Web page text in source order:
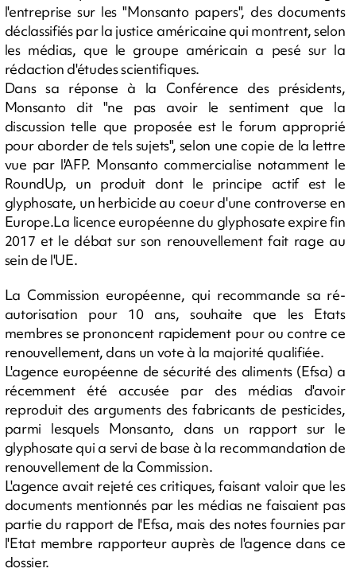
l'entreprise sur les "Monsanto papers", des documents
déclassifiés par la justice américaine qui montrent, selon
les médias, que le groupe américain a pesé sur la
rédaction d'études scientifiques.
Dans sa réponse à la Conférence des présidents,
Monsanto dit "ne pas avoir le sentiment que la
discussion telle que proposée est le forum approprié
pour aborder de tels sujets", selon une copie de la lettre
vue par l'AFP. Monsanto commercialise notamment le
RoundUp, un produit dont le principe actif est le
glyphosate, un herbicide au coeur d'une controverse en
Europe.La licence européenne du glyphosate expire fin
2017 et le débat sur son renouvellement fait rage au
sein de l'UE.
La Commission européenne, qui recommande sa ré-
autorisation pour 10 ans, souhaite que les Etats
membres se prononcent rapidement pour ou contre ce
renouvellement, dans un vote à la majorité qualifiée.
L'agence européenne de sécurité des aliments (Efsa) a
récemment été accusée par des médias d'avoir
reproduit des arguments des fabricants de pesticides,
parmi lesquels Monsanto, dans un rapport sur le
glyphosate qui a servi de base à la recommandation de
renouvellement de la Commission.
L'agence avait rejeté ces critiques, faisant valoir que les
documents mentionnés par les médias ne faisaient pas
partie du rapport de l'Efsa, mais des notes fournies par
l'Etat membre rapporteur auprès de l'agence dans ce
dossier.